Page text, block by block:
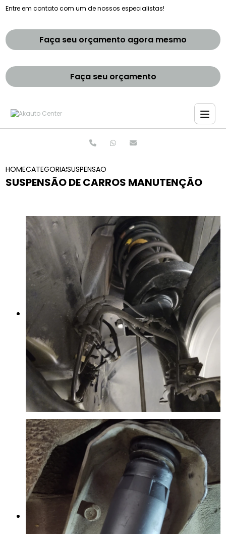
Entre em contato com um de nossos especialistas!
Faça seu orçamento agora mesmo
Faça seu orçamento
HOMECATEGORIASSUSPENSAO DE CARROS MANUTENCAO
SUSPENSÃO DE CARROS MANUTENÇÃO